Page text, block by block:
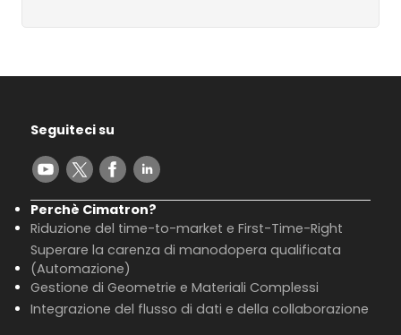
Seguiteci su
Perchè Cimatron?
Riduzione del time-to-market e First-Time-Right
Superare la carenza di manodopera qualificata
(Automazione)
Gestione di Geometrie e Materiali Complessi
Integrazione del flusso di dati e della collaborazione